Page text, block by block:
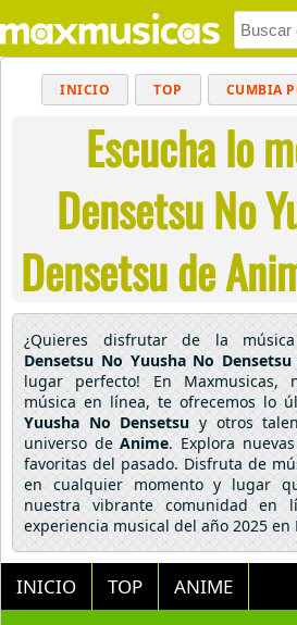
INICIO TOP CUMBIA
POP MUSICA CRISTIANA
BALADAS ALTERNATIVO
CUMBIAS
Escucha lo
Densetsu No
Densetsu de
¿Quieres disfrutar de la
Densetsu No Yuusha No Densetsu
lugar perfecto! En
música en línea, te ofrecemos lo
Yuusha No Densetsu y otros
universo deAnime. Explora
favoritas del pasado. Disfruta de
en cualquier momento y lugar
nuestra vibrante comunidad en
experiencia musical del año 2025 en
INICIO TOP
ANIME